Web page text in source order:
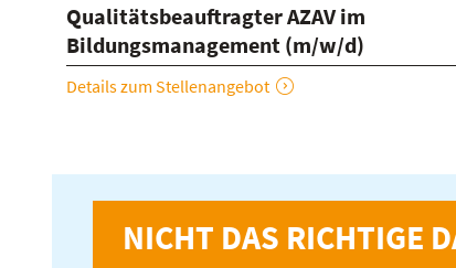
Qualitätsbeauftragter AZAV im
Bildungsmanagement (m/w/d)
Details zum Stellenangebot
NICHT DAS RICHTIGE